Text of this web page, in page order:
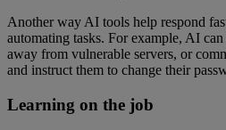
Another way AI tools help respond
automating tasks. For example, AI
away from vulnerable servers, or
and instruct them to change their
Learning on the job